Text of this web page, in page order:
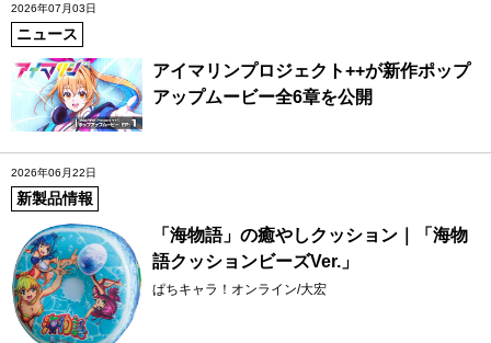
2026年07月03日
ニュース
アイマリンプロジェクト++が新作ポップ
アップムービー全6章を公開
2026年06月22日
新製品情報
「海物語」の癒やしクッション｜「海物
語クッションビーズVer.」
ぱちキャラ！オンライン/大宏